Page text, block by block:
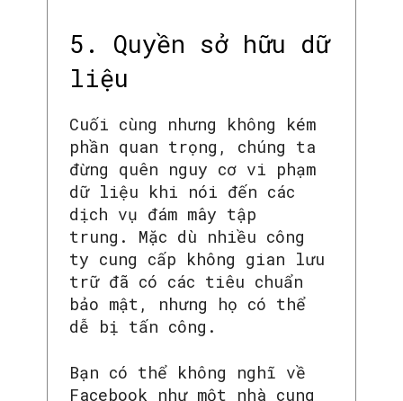
5. Quyền sở hữu dữ
liệu
Cuối cùng nhưng không kém
phần quan trọng, chúng ta
đừng quên nguy cơ vi phạm
dữ liệu khi nói đến các
dịch vụ đám mây tập
trung. Mặc dù nhiều công
ty cung cấp không gian lưu
trữ đã có các tiêu chuẩn
bảo mật, nhưng họ có thể
dễ bị tấn công.
Bạn có thể không nghĩ về
Facebook như một nhà cung